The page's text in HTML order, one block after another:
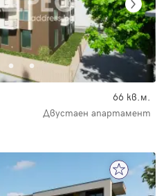
66 кв.м.
Двустаен апартамент